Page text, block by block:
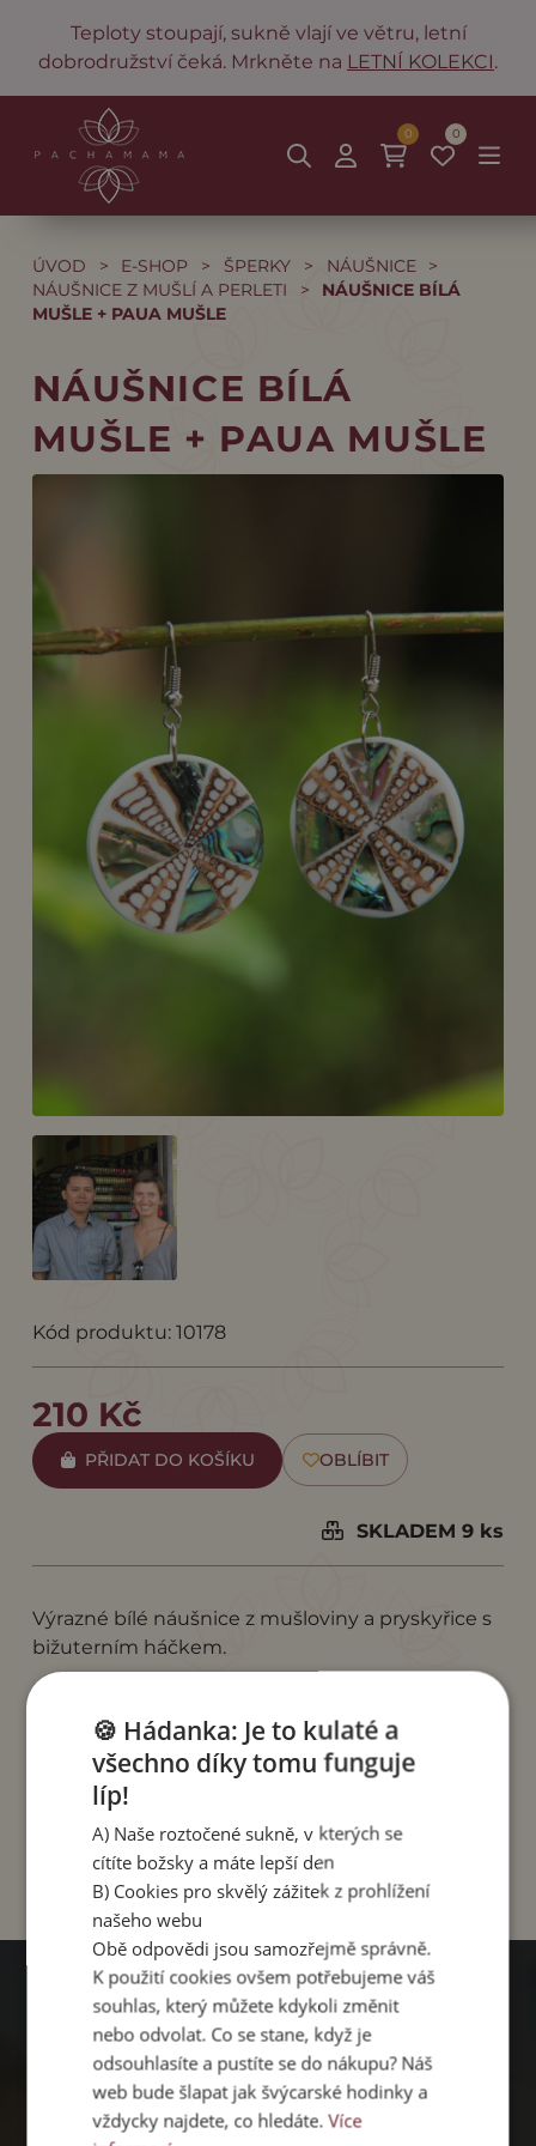
Teploty stoupají, sukně vlají ve větru, letní
dobrodružství čeká. Mrkněte na LETNÍ KOLEKCI.
0
0
ÚVOD > E-SHOP > ŠPERKY > NÁUŠNICE
>
NÁUŠNICE Z MUŠLÍ A PERLETI
>
NÁUŠNICE BÍLÁ
MUŠLE + PAUA MUŠLE
NÁUŠNICE BÍLÁ
MUŠLE + PAUA MUŠLE
Kód produktu: 10178
210 Kč
PŘIDAT DO KOŠÍKU OBLÍBIT
SKLADEM 9 ks
Výrazné bílé náušnice z mušloviny a pryskyřice s
bižuterním háčkem.
Délka náušnice i s háčkem 4 cm.
Vyrobeno v Indonésii, v rodinné dílně mladého
páru Budi a Visky, kteří žijí v malém městečku se
dvěmi malými dětmi a zaměstnávají dva šikovné
řemeslníky.
PROČ
PACHAMAMA
🍪 Hádanka: Je to kulaté a
všechno díky tomu funguje
líp!
A) Naše roztočené sukně, v kterých se
cítíte božsky a máte lepší den
B) Cookies pro skvělý zážitek z prohlížení
našeho webu
Obě odpovědi jsou samozřejmě správně.
K použití cookies ovšem potřebujeme váš
souhlas, který můžete kdykoli změnit
nebo odvolat. Co se stane, když je
odsouhlasíte a pustíte se do nákupu? Náš
web bude šlapat jak švýcarské hodinky a
vždycky najdete, co hledáte.Více